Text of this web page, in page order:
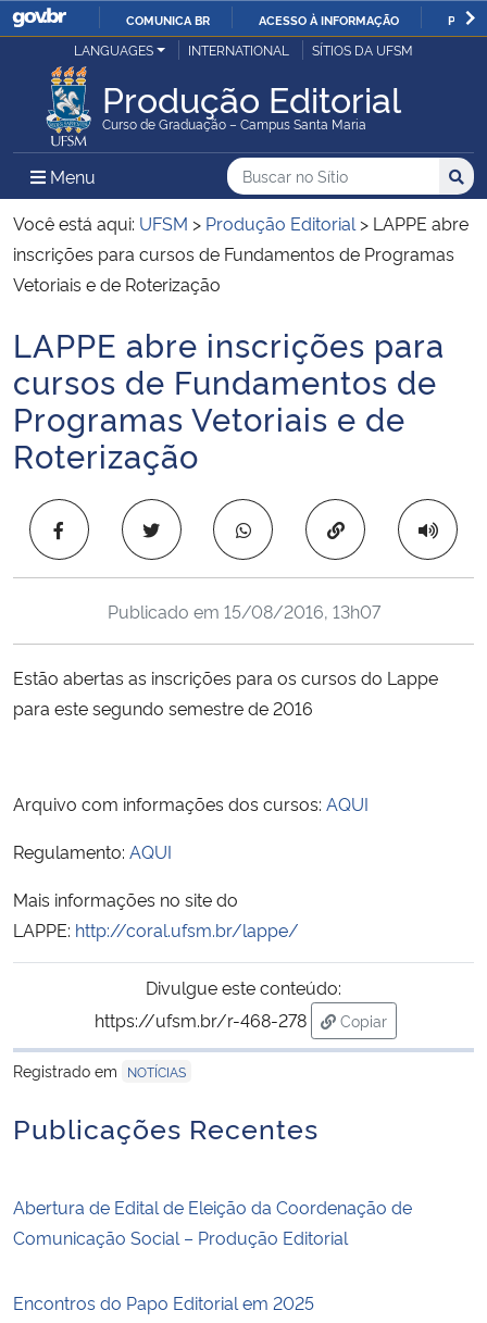
IR
O
COMUNICA BR ACESSO À INFORMAÇÃO
Ministério da Justiça e Segurança Pública
Ministério da Defesa
Ministério das Relações Exteriores
Ministério da Economia
Ministério da Infraestrutura
Ministério da Agricultura, Pecuária e Abastecimento
Ministério da Educação
Ministério da Cidadania
Ministério da Saúde
Ministério de Minas e Energia
Ministério da Ciência, Tecnologia, Inovações e Comunicações
Ministério do Desenvolvimento Regional
Controladoria-Geral da União
Ministério da Mulher, da Família e dos Direitos Humanos
Secretaria-Geral
Secretaria de Governo
Gabinete de Segurança Institucional
Banco Central do Brasil
Planalto
LANGUAGES INTERNATIONAL SÍTIOS DA UFSM
Produção Editorial
Curso de Graduação – Campus Santa Maria
Menu Menu Principal do Sítio
Busca
Buscar no no Sítio
Busca:
Você está aqui: UFSM > Produção Editorial > LAPPE abre
inscrições para cursos de Fundamentos de Programas
Vetoriais e de Roterização
Início do conteúdo
LAPPE abre inscrições para
cursos de Fundamentos de
Programas Vetoriais e de
Roterização
Copiar para área
Publicado em 15/08/2016, 13h07
Estão abertas as inscrições para os cursos do Lappe
para este segundo semestre de 2016
Arquivo com informações dos cursos: AQUI
Regulamento: AQUI
Mais informações no site do
LAPPE: http://coral.ufsm.br/lappe/
Divulgue este conteúdo:
https://ufsm.br/r-468-278
Copiar
para área de
Registrado em
NOTÍCIAS
Publicações Recentes
Abertura de Edital de Eleição da Coordenação de
Comunicação Social – Produção Editorial
Encontros do Papo Editorial em 2025